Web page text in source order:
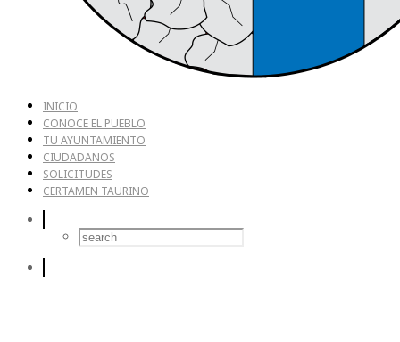
INICIO
CONOCE EL PUEBLO
TU AYUNTAMIENTO
CIUDADANOS
SOLICITUDES
CERTAMEN TAURINO